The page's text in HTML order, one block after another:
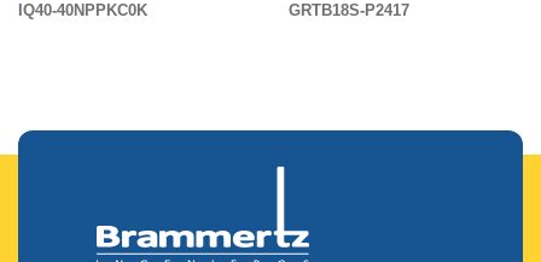
IQ40-40NPPKC0K GRTB18S-P2417